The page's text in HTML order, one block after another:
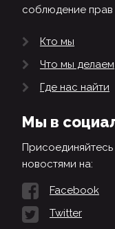
соблюдение
Кто мы
Что мы делаем
Где нас найти
Мы в
новостями на:
Facebook
Twitter